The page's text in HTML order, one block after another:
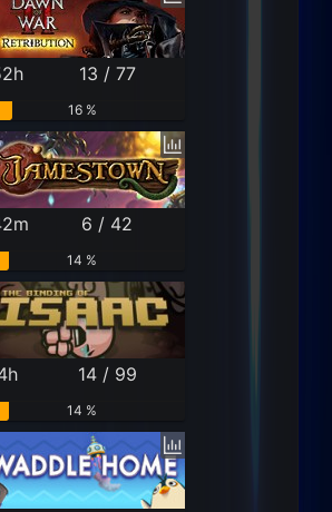
13 / 77
16 %
6 / 42
14 %
14 / 99
14 %